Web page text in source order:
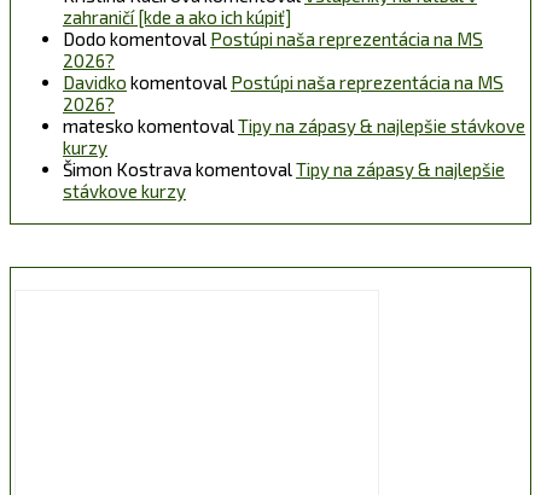
zahraničí [kde a ako ich kúpiť]
Dodo komentoval Postúpi naša reprezentácia na MS
2026?
Davidko komentoval Postúpi naša reprezentácia na MS
2026?
matesko komentovalTipy na zápasy & najlepšie stávkove
kurzy
Šimon Kostrava komentovalTipy na zápasy & najlepšie
stávkove kurzy